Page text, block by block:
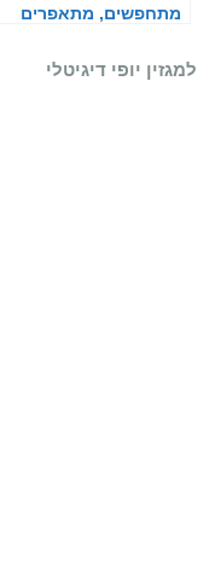
מתחפשים, מתאפרים
למגזין יופי דיגיטלי